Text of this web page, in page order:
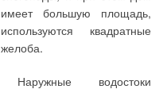
имеет большую площадь,
используются квадратные
желоба.
Наружные водостоки
Таким образом,
установка SAF получает
температуры в
°C. Два отделенных друг от
друга центробежных насоса
в одном корпусе с
патрубке пружинным